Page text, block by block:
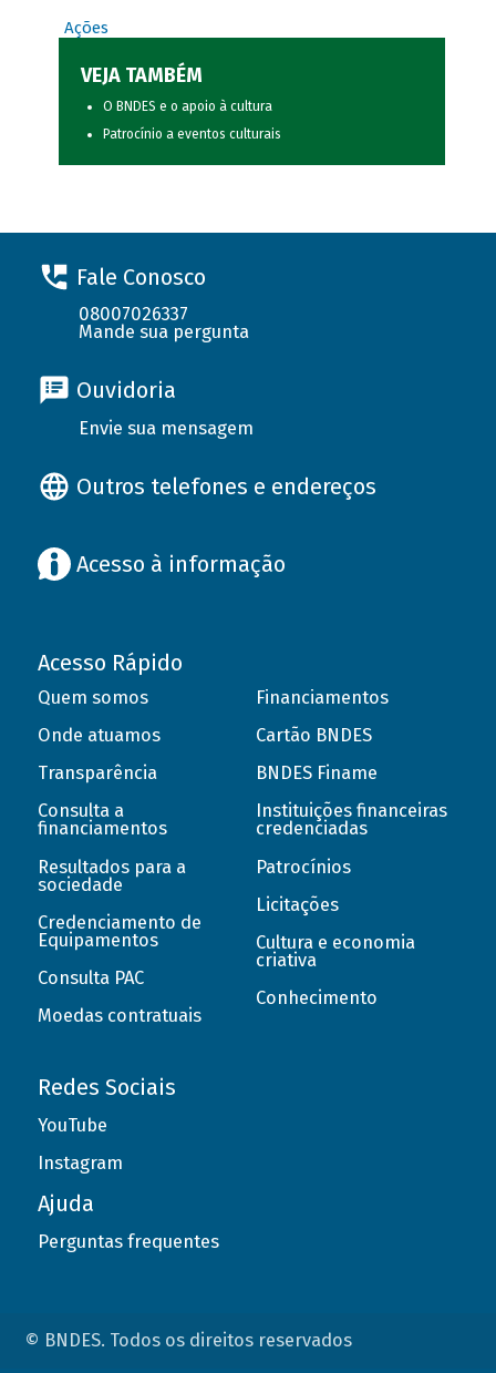
Ações
VEJA TAMBÉM
O BNDES e o apoio à cultura
Patrocínio a eventos culturais
Fale Conosco
08007026337
Mande sua pergunta
Ouvidoria
Envie sua mensagem
Outros telefones e endereços
Acesso à informação
Acesso Rápido
Quem somos
Onde atuamos
Transparência
Consulta a
financiamentos
Resultados para a
sociedade
Credenciamento de
Equipamentos
Consulta PAC
Moedas contratuais
Financiamentos
Cartão BNDES
BNDES Finame
Instituições financeiras
credenciadas
Patrocínios
Licitações
Cultura e economia
criativa
Conhecimento
Redes Sociais
YouTube
Instagram
Ajuda
Perguntas frequentes
© BNDES. Todos os direitos reservados